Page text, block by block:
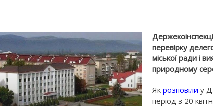
перевірку
міської ради і
природному
Як розповіли у
період з 20